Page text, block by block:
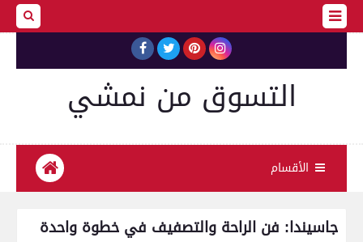
التسوق من نمشي
الأقسام
جاسيندا: فن الراحة والتصفيف في خطوة واحدة